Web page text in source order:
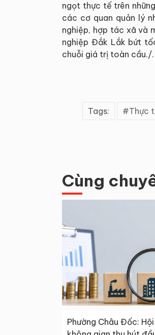
ngọt thực tế trên
các cơ quan quản lý
nghiệp, hợp tác xã và
nghiệp Đắk Lắk bứt
chuỗi giá trị toàn cầu./.
Tags: Thực
Cùng
Phường Châu Đốc: